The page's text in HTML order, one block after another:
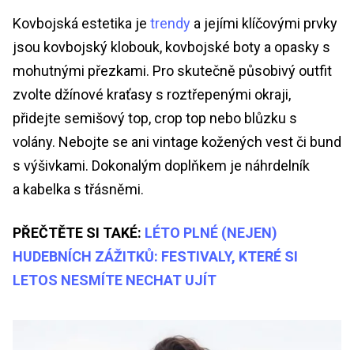
Kovbojská estetika je trendy a jejími klíčovými prvky
jsou kovbojský klobouk, kovbojské boty a opasky s
mohutnými přezkami. Pro skutečně působivý outfit
zvolte džínové kraťasy s roztřepenými okraji,
přidejte semišový top, crop top nebo blůzku s
volány. Nebojte se ani vintage kožených vest či bund
s výšivkami. Dokonalým doplňkem je náhrdelník
a kabelka s třásněmi.
PŘEČTĚTE SI TAKÉ: LÉTO PLNÉ (NEJEN)
HUDEBNÍCH ZÁŽITKŮ: FESTIVALY, KTERÉ SI
LETOS NESMÍTE NECHAT UJÍT